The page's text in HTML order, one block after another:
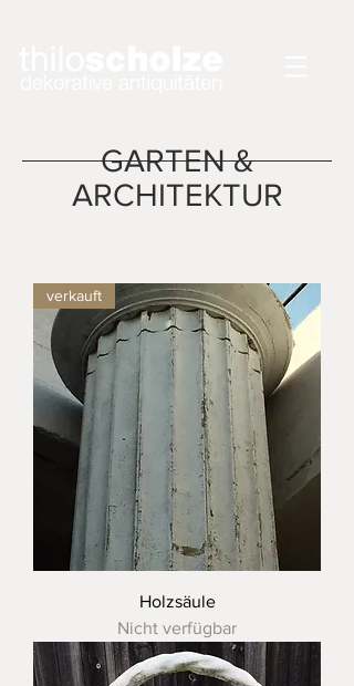
GARTEN &
ARCHITEKTUR
verkauft
Holzsäule
Nicht verfügbar